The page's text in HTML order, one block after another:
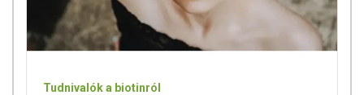
Tudnivalók a biotinról